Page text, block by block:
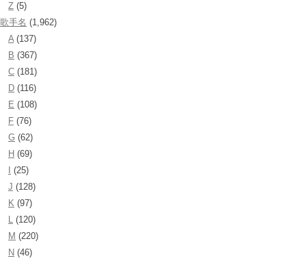
Z (5)
歌手名 (1,962)
A(137)
B (367)
C (181)
D (116)
E (108)
F (76)
G (62)
H (69)
(25)
J (128)
K (97)
L (120)
M (220)
N (46)